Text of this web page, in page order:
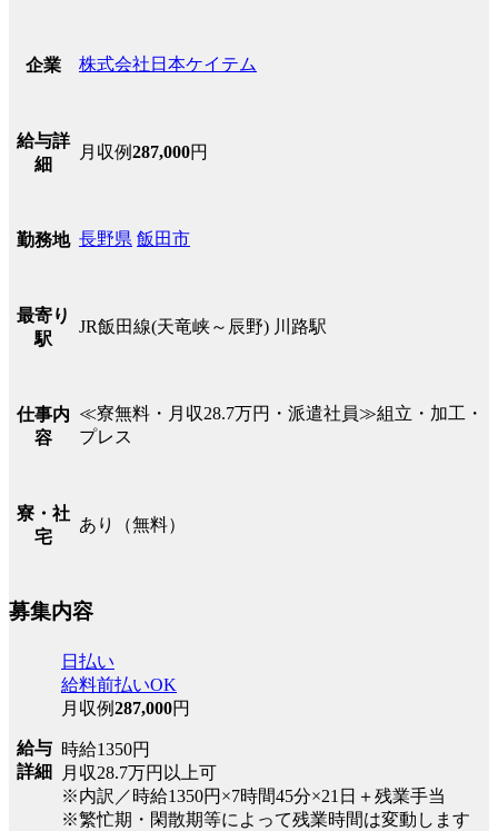
企業 株式会社日本ケイテム
給与詳
細
月収例287,000円
勤務地 長野県 飯田市
最寄り
駅
JR飯田線(天竜峡～辰野) 川路駅
仕事内
容
≪寮無料・月収28.7万円・派遣社員≫組立・加工・
プレス
寮・社
宅
あり（無料）
募集内容
給与
詳細
日払い
給料前払いOK
月収例287,000円
時給1350円
月収28.7万円以上可
※内訳／時給1350円×7時間45分×21日＋残業手当
※繁忙期・閑散期等によって残業時間は変動します